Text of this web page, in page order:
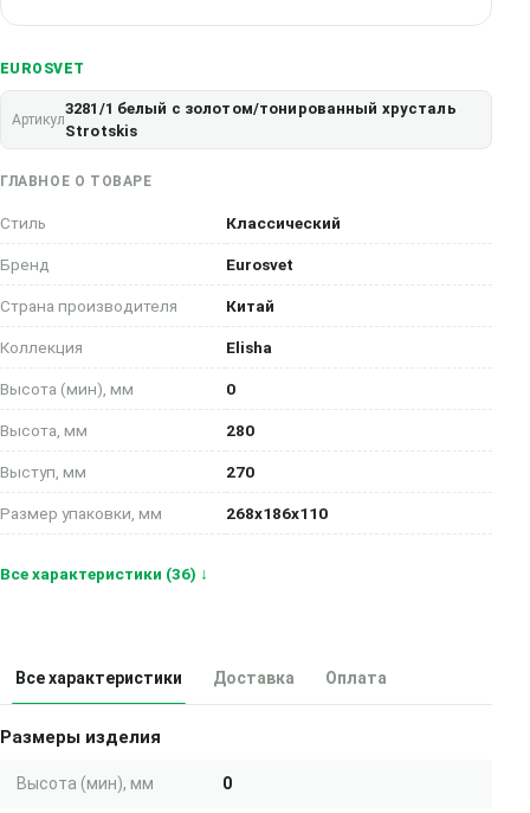
EUROSVET
Артикул
3281/1 белый с золотом/тонированный хрусталь
Strotskis
ГЛАВНОЕ О ТОВАРЕ
Стиль Классический
Бренд Eurosvet
Страна производителя Китай
Коллекция Elisha
Высота (мин), мм 0
Высота, мм 280
Выступ, мм 270
Размер упаковки, мм 268x186x110
Все характеристики (36) ↓
Все характеристики Доставка Оплата
Размеры изделия
Высота (мин), мм 0